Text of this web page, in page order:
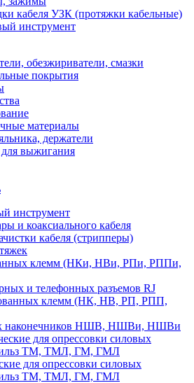
кабеля УЗК (протяжки кабельные)
инструмент
обезжириватели, смазки
покрытия
материалы
держатели
выжигания
инструмент
и коаксиального кабеля
кабеля (стрипперы)
клемм (НКи, НВи, РПи, РППи,
и телефонных разъемов RJ
клемм (НК, НВ, РП, РПП,
наконечников НШВ, НШВи, НШВи
для опрессовки силовых
ТМ, ТМЛ, ГМ, ГМЛ
для опрессовки силовых
ТМ, ТМЛ, ГМ, ГМЛ